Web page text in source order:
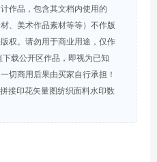
作品，包含其文档内使用的
、美术作品素材等等）不作版
权。请勿用于商业用途，仅作
载公开区作品，即视为已知
切商用后果由买家自行承担！
接印花矢量图纺织面料水印数